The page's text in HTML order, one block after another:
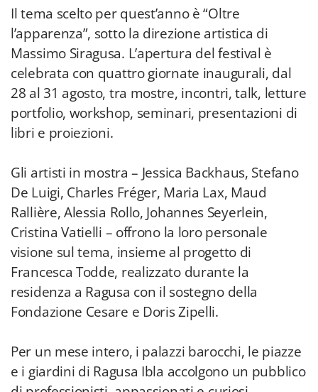
Il tema scelto per quest’anno è “Oltre
l’apparenza”, sotto la direzione artistica di
Massimo Siragusa. L’apertura del festival è
celebrata con quattro giornate inaugurali, dal
28 al 31 agosto, tra mostre, incontri, talk, letture
portfolio, workshop, seminari, presentazioni di
libri e proiezioni.
Gli artisti in mostra – Jessica Backhaus, Stefano
De Luigi, Charles Fréger, Maria Lax, Maud
Rallière, Alessia Rollo, Johannes Seyerlein,
Cristina Vatielli – offrono la loro personale
visione sul tema, insieme al progetto di
Francesca Todde, realizzato durante la
residenza a Ragusa con il sostegno della
Fondazione Cesare e Doris Zipelli.
Per un mese intero, i palazzi barocchi, le piazze
e i giardini di Ragusa Ibla accolgono un pubblico